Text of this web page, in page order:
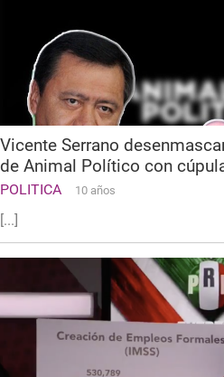
Vicente Serrano
de Animal Político con
POLITICA 10 años
[...]